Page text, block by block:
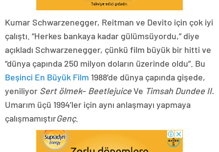
Kumar Schwarzenegger, Reitman ve Devito için çok iyi
çalıştı. “Herkes bankaya kadar gülümsüyordu,” diye
açıkladı Schwarzenegger, çünkü film büyük bir hitti ve
“dünya çapında 250 milyon doların üzerinde oldu”. Bu
Beşinci En Büyük Film 1988’de dünya çapında gişede,
yeniliyor Sert ölmek– BeetlejuiceVe Timsah Dundee II.
Umarım üçü 1994’ler için aynı anlaşmayı yapmaya
çalışmamıştırGenç.